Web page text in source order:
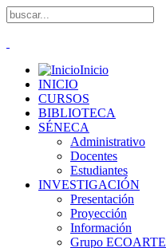
Inicio
INICIO
CURSOS
BIBLIOTECA
SÉNECA
Administrativo
Docentes
Estudiantes
INVESTIGACIÓN
Presentación
Proyección
Información
Grupo ECOARTE